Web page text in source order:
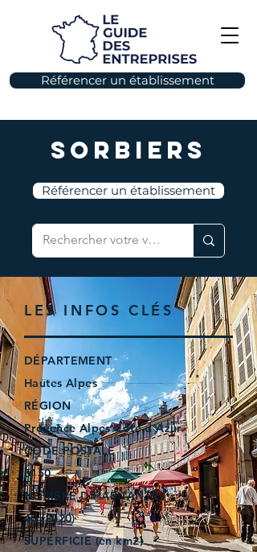
Référencer un établissement
Sorbiers
Référencer un établissement
LES INFOS CLÉS
DÉPARTEMENT
Hautes Alpes
RÉGION
Provence Alpes Côte d’Azur
CODE POSTALE
5150
NOMBRE D'HABITANTS
40 (2020)
SUPERFICIE (en km2)